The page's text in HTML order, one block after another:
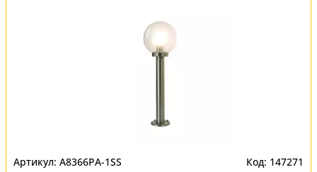
A8366PA-1SS 147271